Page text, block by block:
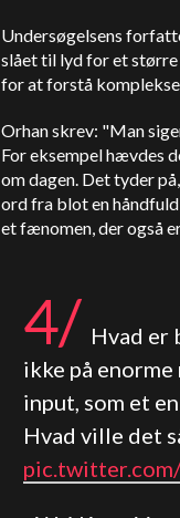
Undersøgelsens
slået til lyd for et større
for at forstå
Orhan skrev: "Man
For eksempel hævdes
om dagen. Det tyder
ord fra blot en
et fænomen, der også
4/ Hvad er
ikke på
input, som et
Hvad ville det